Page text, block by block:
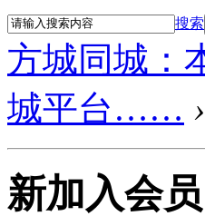
搜索
方城同城：
城平台…… ›
新加入会员